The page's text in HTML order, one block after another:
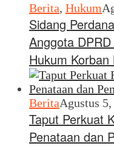
Berita, Hukum
Sidang
Anggota
Hukum
BeritaAgustus
Taput Perkuat
Penataan dan